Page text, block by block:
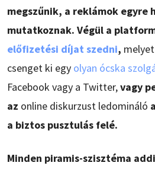
megszűnik, a reklámok egyre
mutatkoznak. Végül a
előfizetési díjat szedni,
csenget ki egy olyan ócska
Facebook vagy a Twitter,vagy
az online diskurzust ledomináló
a biztos pusztulás felé.
Minden piramis-szisztéma